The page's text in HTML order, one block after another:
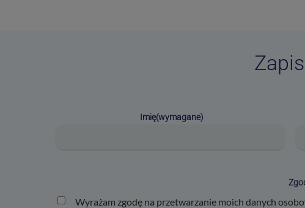
Imię(wymagane)
Wyrażam zgodę na przetwarzanie moich danych